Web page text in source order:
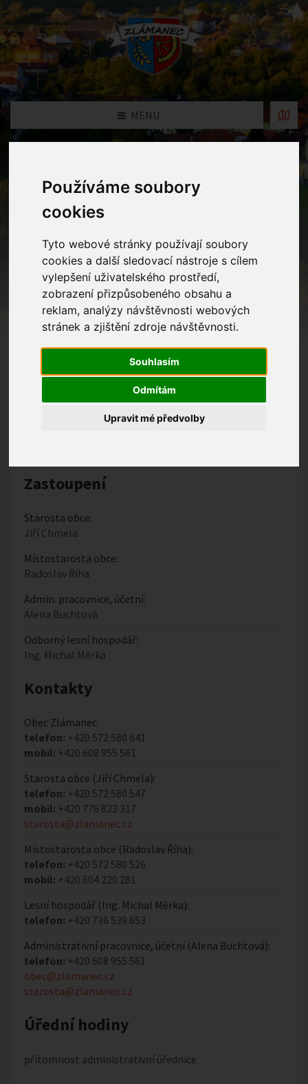
Používáme soubory
cookies
Tyto webové stránky používají soubory
cookies a další sledovací nástroje s cílem
vylepšení uživatelského prostředí,
zobrazení přizpůsobeného obsahu a
reklam, analýzy návštěvnosti webových
stránek a zjištění zdroje návštěvnosti.
Souhlasím
Odmítám
Upravit mé předvolby
MENU
Obecní úřad
Home Obecní úřad
Základní informace
Obec Zlámanec:
Obecní úřad Zlámanec
Zlámanec 95, Zlámanec 687 12
IČO:
Zastoupení
Starosta obce:
Jiří Chmela
Místostarosta obce:
Radoslav Říha
Admin. pracovnice, účetní:
Alena Buchtová
Odborný lesní hospodář:
Ing. Michal Měrka
Kontakty
Obec Zlámanec
telefon: +420 572 580 641
mobil: +420 608 955 561
Starosta obce (Jiří Chmela):
telefon: +420 572 580 547
mobil: +420 776 823 317
starosta@zlamanec.cz
Místostarosta obce (Radoslav Říha):
telefon: +420 572 580 526
mobil: +420 604 220 281
Lesní hospodář (Ing. Michal Měrka):
telefon: +420 736 539 653
Administrativní pracovnice, účetní (Alena Buchtová):
telefon: +420 608 955 561
obec@zlamanec.cz
starosta@zlamanec.cz
Úřední hodiny
přítomnost administrativní úřednice